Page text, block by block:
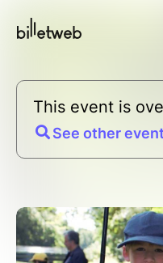
This event is
See other